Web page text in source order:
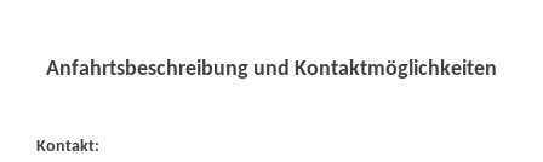
Anfahrtsbeschreibung und Kontaktmöglichkeiten
Kontakt: